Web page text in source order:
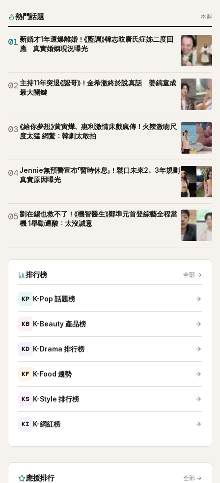
熱門話題 本週
01 新婚才1年遭爆離婚！《藍調》韓志旼唐氏症姊二度回
應 真實婚姻現況曝光
02 主持11年突退《認哥》！金希澈終於說真話 姜鎬童成
最大關鍵
03《給你夢想》黃寅燁、惠利激情床戲瘋傳！火辣激吻尺
度太猛 網驚：韓劇太敢拍
04Jennie無預警宣布「暫時休息」！鬆口未來2、3年規劃
真實原因曝光
05劉在錫也救不了！《機智醫生》鄭準元首登綜藝全程當
機 1舉動遭酸：太沒誠意
排行榜 全部 →
KP K-Pop 話題榜
KB K-Beauty 產品榜
KD K-Drama 排行榜
KF K-Food 趨勢
KS K-Style 排行榜
KI K-網紅榜
應援排行 全部 →